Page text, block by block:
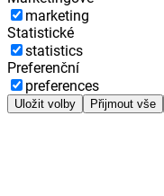
marketing
Statistické
statistics
Preferenční
preferences
Uložit volby Přijmout vše